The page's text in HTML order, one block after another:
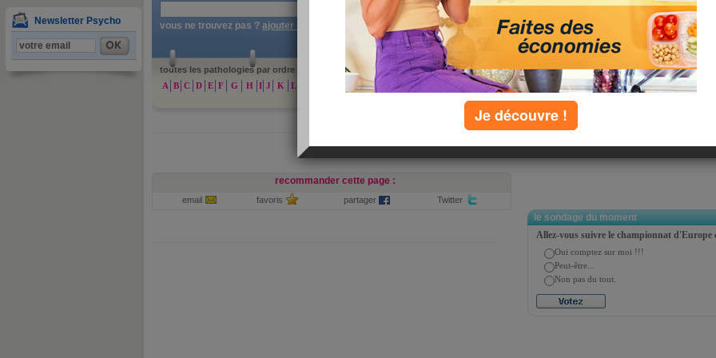
Newsletter Psycho
rechercher
vous ne trouvez pas ? ajouter une pathologie
toutes les pathologies par ordre alphabétique :
A B C D E F G H I J K L P Q R T U W X Y Z
recommander cette page :
email favoris partager Twitter
le sondage du moment
Allez-vous suivre le championnat d'Europe
Oui comptez sur moi !!!
Peut-être...
Non pas du tout.
Je découvre !